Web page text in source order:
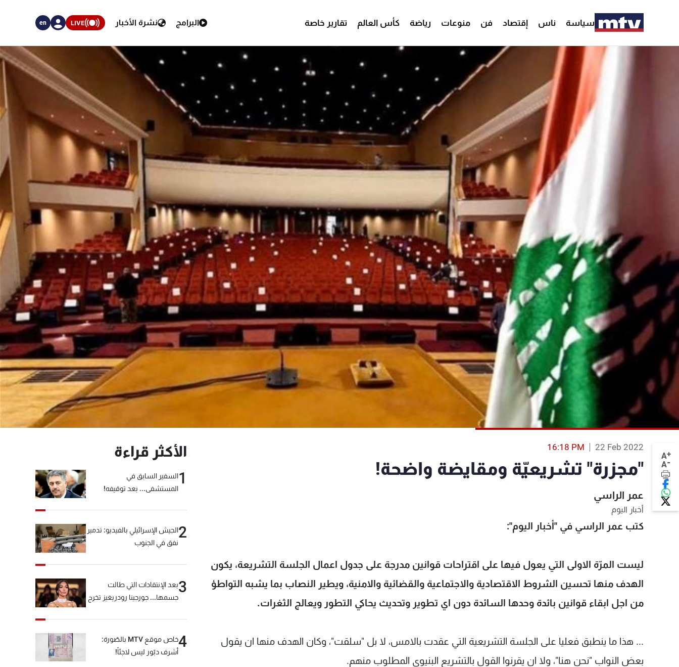
سياسة ناس إقتصاد فن منوعات رياضة كأس العالم تقارير خاصة البرامج نشرة الأخبار LIVE
en
A+
A-
22 Feb 2022
16:18 PM
"مجزرة" تشريعيّة ومقايضة واضحة!
عمر الراسي
أخبار اليوم
كتب عمر الراسي في "أخبار اليوم":
ليست المرّة الاولى التي يعول فيها على اقتراحات قوانين مدرجة على جدول اعمال الجلسة التشريعة، يكون
الهدف منها تحسين الشروط الاقتصادية والاجتماعية والقضائية والامنية، ويطير النصاب بما يشبه التواطؤ
من اجل ابقاء قوانين بائدة وحدها السائدة دون اي تطوير وتحديث يحاكي التطور ويعالج الثغرات.
... هذا ما ينطبق فعليا على الجلسة التشريعية التي عقدت بالامس، لا بل "سلقت"، وكان الهدف منها ان يقول
بعض النواب "نحن هنا"، ولا ان يقرنوا القول بالتشريع البنيوي المطلوب منهم.
الأكثر قراءة
1السفير السابق في
المستشفى... بعد توقيفه!
2الجيش الإسرائيلي بالفيديو: تدمير
نفق في الجنوب
3بعد الإنتقادات التي طالت
جسمها... جورجينا رودريغيز تخرج
4
خاص موقع MTV بالصّورة:
أشرف دبّور ليس لاجئاً!